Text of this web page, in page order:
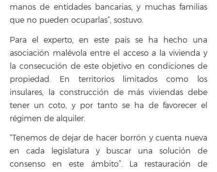
manos de entidades bancarias, y muchas familias
que no pueden ocuparlas”, sostuvo.
Para el experto, en este país se ha hecho una
asociación malévola entre el acceso a la vivienda y
la consecución de este objetivo en condiciones de
propiedad. En territorios limitados como los
insulares, la construcción de más viviendas debe
tener un coto, y por tanto se ha de favorecer el
régimen de alquiler.
“Tenemos de dejar de hacer borrón y cuenta nueva
en cada legislatura y buscar una solución de
consenso en este ámbito”. La restauración de